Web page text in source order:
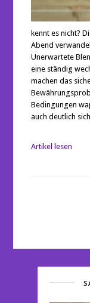
kennt es nicht?
Abend
Unerwartete
eine ständig
machen das
Bedingungen
auch deutlich
Artikel lesen